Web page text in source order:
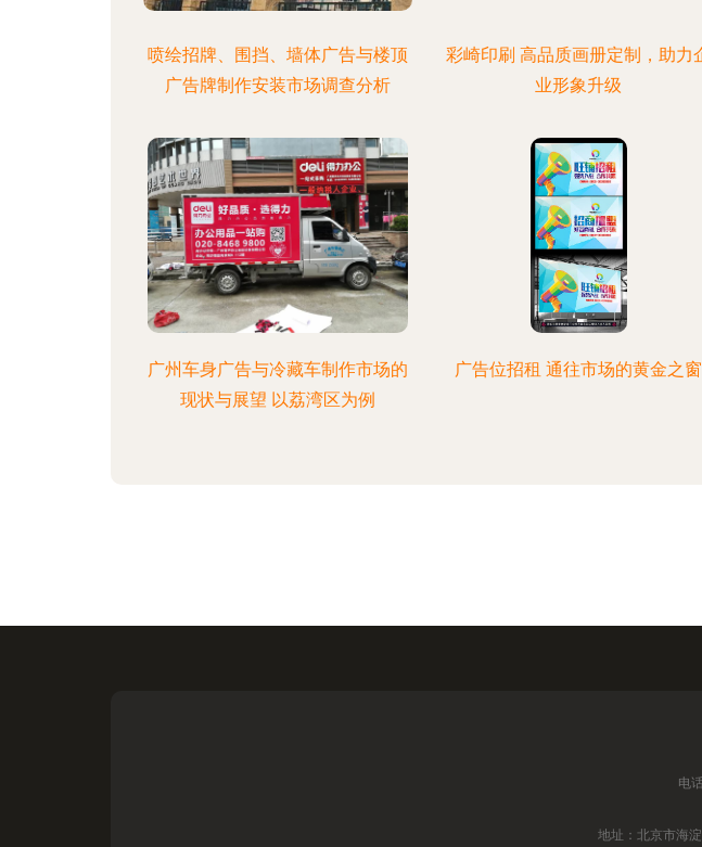
喷绘招牌、围挡、墙体广告与楼顶
广告牌制作安装市场调查分析
彩崎印刷 高品质画册定制，助力
业形象升级
广州车身广告与冷藏车制作市场的
现状与展望 以荔湾区为例
广告位招租 通往市场的黄金之窗
电
地址：北京市海